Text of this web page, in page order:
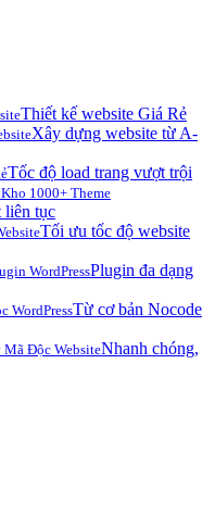
Thiết kế website Giá Rẻ
Xây dựng website từ A-
Tốc độ load trang vượt trội
Kho 1000+ Theme
liên tục
Tối ưu tốc độ website
WordPressPlugin đa dạng
WordPressTừ cơ bản Nocode
Độc WebsiteNhanh chóng,